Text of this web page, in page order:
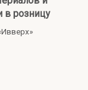
в розницу